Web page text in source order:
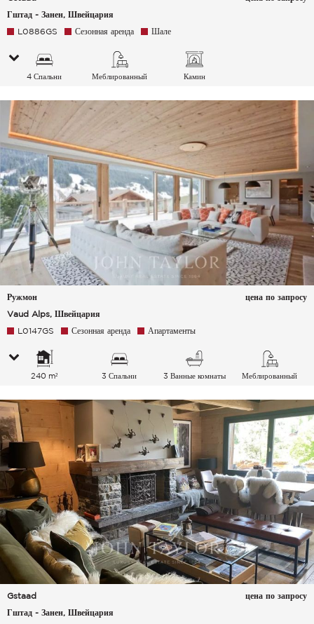
Гштад - Занен, Швейцария
L0886GS Сезонная аренда Шале
4 Спальни Меблированный Камин
Ружмон
Vaud Alps, Швейцария
цена по запросу
L0147GS Сезонная аренда Апартаменты
240 m² 3 Спальни 3 Ванные комнаты Меблированный
Gstaad
Гштад - Занен, Швейцария
цена по запросу